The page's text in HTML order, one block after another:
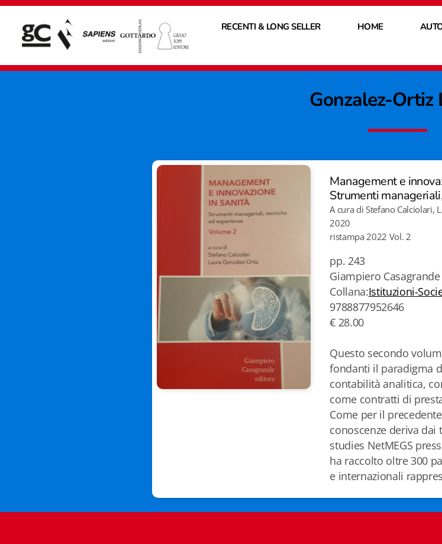
RECENTI & LONG SELLER HOME
Gonzalez-Ortiz
Management e
Strumenti
A cura di Stefano Calciolari,
2020
ristampa 2022 Vol. 2
pp. 243
Giampiero
Collana:Istituzioni-
9788877952646
€ 28.00
Questo secondo
fondanti il paradigma
contabilità analitica,
come contratti di
Come per il
conoscenze deriva
studies NetMEGS
ha raccolto oltre 300
e internazionali